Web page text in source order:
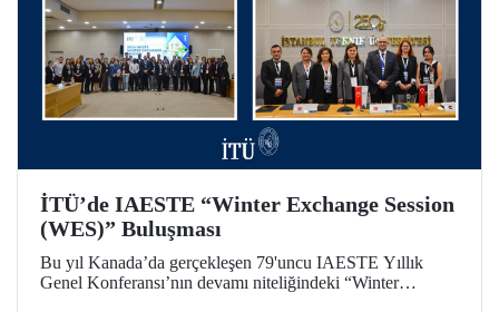
İTÜ’de IAESTE “Winter Exchange Session
(WES)” Buluşması
Bu yıl Kanada’da gerçekleşen 79'uncu IAESTE Yıllık
Genel Konferansı’nın devamı niteliğindeki “Winter